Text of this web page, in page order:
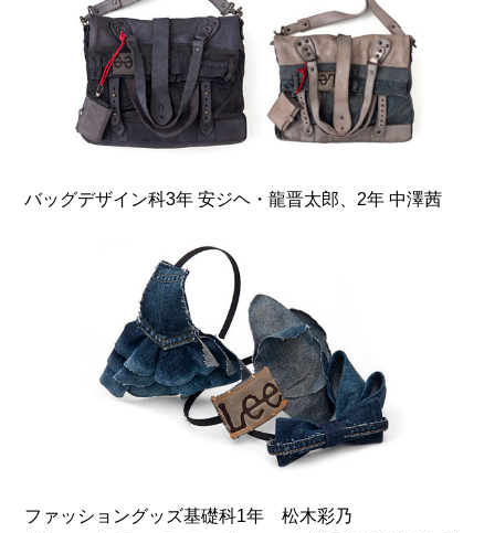
バッグデザイン科3年 安ジヘ・龍晋太郎、2年 中澤茜
ファッショングッズ基礎科1年 松木彩乃